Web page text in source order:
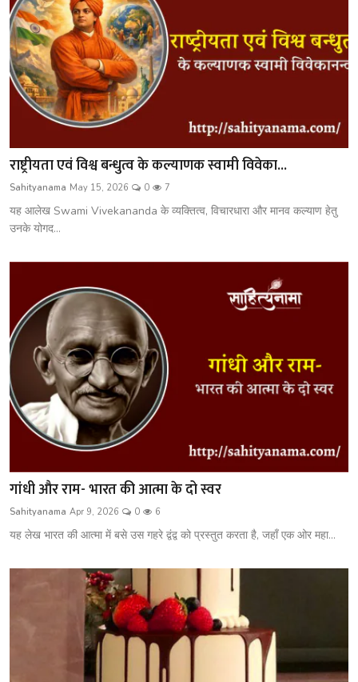
राष्ट्रीयता एवं विश्व बन्धुत्व के कल्याणक स्वामी विवेका...
Sahityanama May 15, 2026 0 7
यह आलेख Swami Vivekananda के व्यक्तित्व, विचारधारा और मानव कल्याण हेतु
उनके योगद...
गांधी और राम- भारत की आत्मा के दो स्वर
Sahityanama Apr 9, 2026 0 6
यह लेख भारत की आत्मा में बसे उस गहरे द्वंद्व को प्रस्तुत करता है, जहाँ एक ओर महा...